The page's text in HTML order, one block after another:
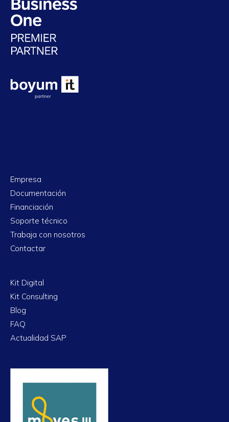
Empresa
Documentación
Financiación
Soporte técnico
Trabaja con nosotros
Contactar
Kit Digital
Kit Consulting
Blog
FAQ
Actualidad SAP